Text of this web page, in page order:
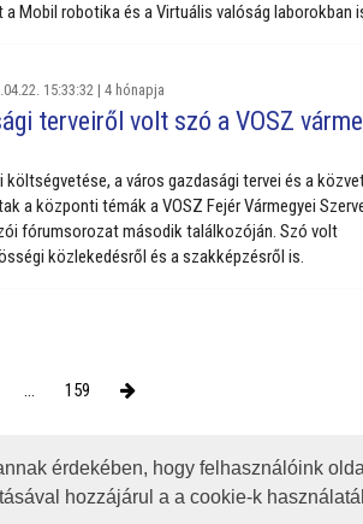
érdekében, hogy felhasználóink
hozzájárul a a cookie-k
Mobil robotika és a Virtuális valóság laborokban
15:33:32 | 4 hónapja
terveiről volt szó a VOSZ
költségvetése, a város gazdasági tervei és a
a központi témák a VOSZ Fejér Vármegyei
fórumsorozat második találkozóján. Szó volt
közlekedésről és a szakképzésről is.
... 159
JOGI NYILATKOZAT IMPRESSZUM